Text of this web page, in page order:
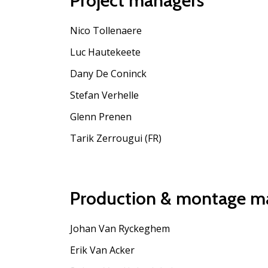
Nico Tollenaere
Luc Hautekeete
Dany De Coninck
Stefan Verhelle
Glenn Prenen
Tarik Zerrougui (FR)
Production & montage
Johan Van Ryckeghem
Erik Van Acker